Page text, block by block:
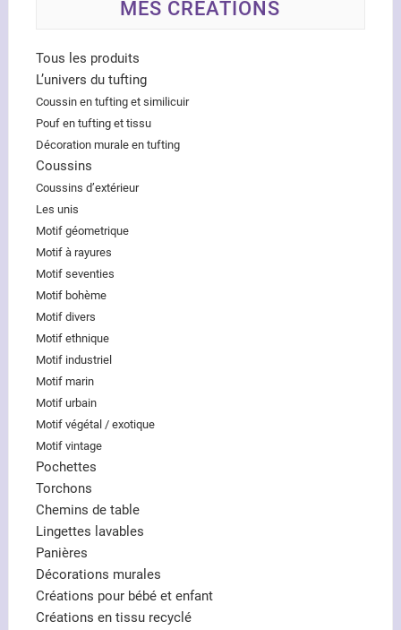
MES CRÉATIONS
Tous les produits
L’univers du tufting
Coussin en tufting et similicuir
Pouf en tufting et tissu
Décoration murale en tufting
Coussins
Coussins d’extérieur
Les unis
Motif géometrique
Motif à rayures
Motif seventies
Motif bohème
Motif divers
Motif ethnique
Motif industriel
Motif marin
Motif urbain
Motif végétal / exotique
Motif vintage
Pochettes
Torchons
Chemins de table
Lingettes lavables
Panières
Décorations murales
Créations pour bébé et enfant
Créations en tissu recyclé